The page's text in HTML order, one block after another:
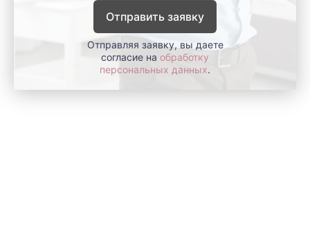
Отправить заявку
Отправляя заявку, вы даете
согласие на обработку
персональных данных.